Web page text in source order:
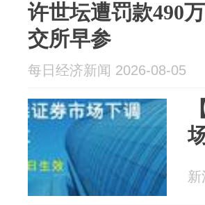
许世坛遭罚款490
交所早参
每日经济新闻 2026-08-05
新